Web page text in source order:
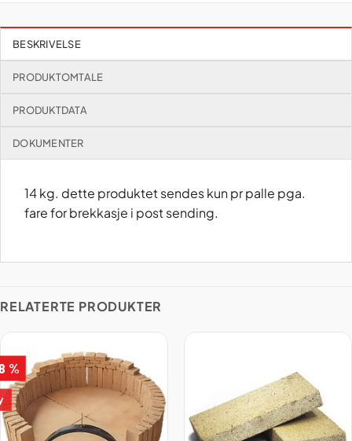
BESKRIVELSE
PRODUKTOMTALE
PRODUKTDATA
DOKUMENTER
14 kg. dette produktet sendes kun pr palle pga.
fare for brekkasje i post sending.
RELATERTE PRODUKTER
%